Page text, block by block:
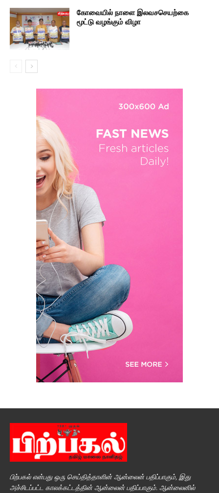
கோவையில் நாளை இலவசசெயற்கை
மூட்டு வழங்கும் விழா
பிற்பகல் என்பது ஒரு செய்தித்தாளின் ஆன்லைன் பதிப்பாகும், இது
அச்சிடப்பட்ட காலக்கட்டத்தின் ஆன்லைன் பதிப்பாகும். ஆன்லைனில்